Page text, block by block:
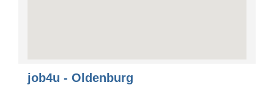
job4u - Oldenburg